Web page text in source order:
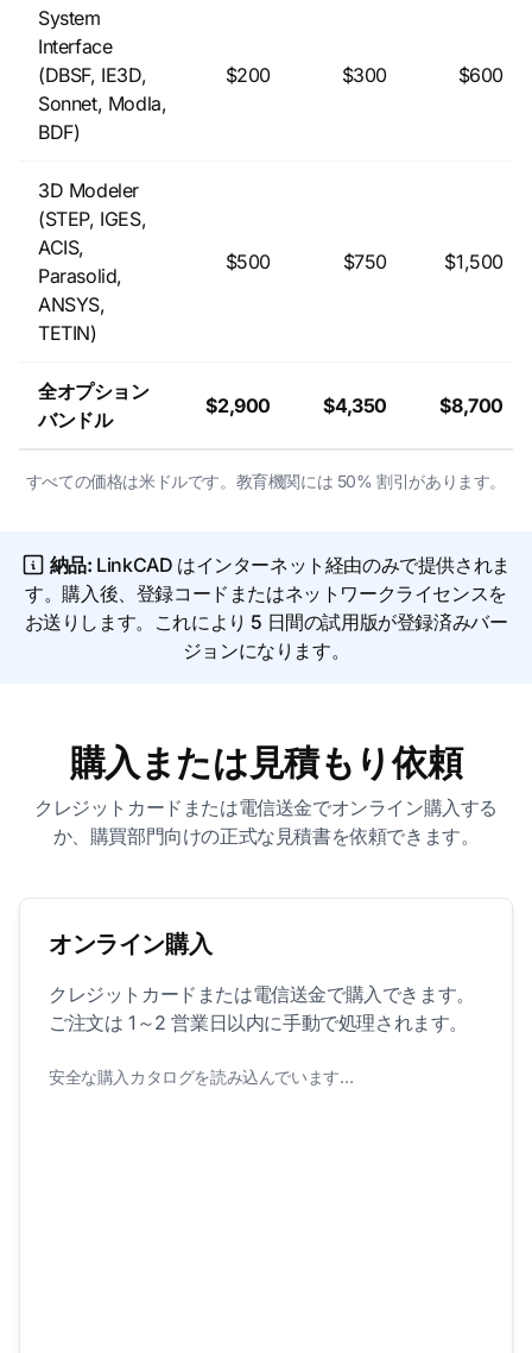
System
Interface
(DBSF, IE3D,
Sonnet, Modla,
BDF)
$200 $300 $600
3D Modeler
(STEP, IGES,
ACIS,
Parasolid,
ANSYS,
TETIN)
$500 $750 $1,500
全オプション
バンドル
$2,900 $4,350 $8,700
すべての価格は米ドルです。教育機関には 50% 割引があります。
納品: LinkCAD はインターネット経由のみで提供されま
す。購入後、登録コードまたはネットワークライセンスを
お送りします。これにより 5 日間の試用版が登録済みバー
ジョンになります。
購入または見積もり依頼
クレジットカードまたは電信送金でオンライン購入する
か、購買部門向けの正式な見積書を依頼できます。
オンライン購入
クレジットカードまたは電信送金で購入できます。
ご注文は 1～2 営業日以内に手動で処理されます。
安全な購入カタログを読み込んでいます…